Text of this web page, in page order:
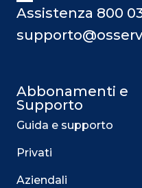
Assistenza 800
Abbonamenti e
Supporto
Guida e supporto
Privati
Aziendali